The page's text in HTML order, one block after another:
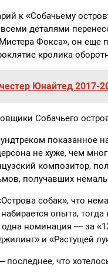
к «Собачьему
деталями
Фокса», он
кролика-
Юнайтед 2017-
Собачьего
показанное
не хуже, чем
композитор,
получавших
собак», что
опыта, тогда
номинация — за
и «Растущей
что